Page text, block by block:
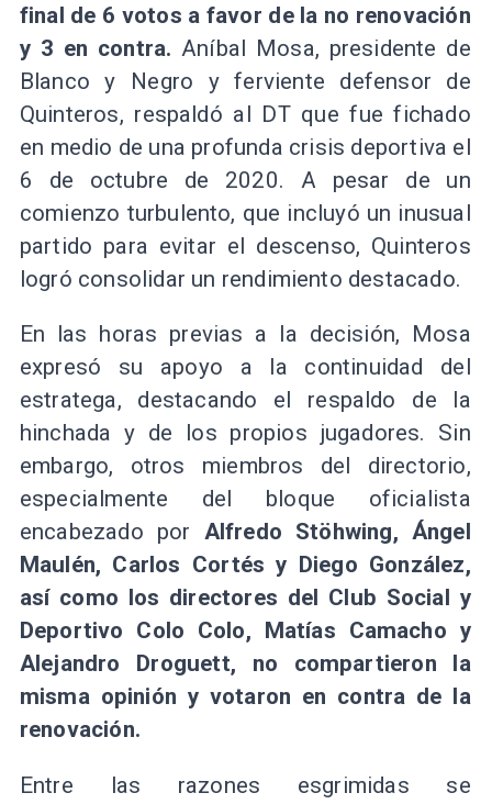
final de 6 votos a favor de la no renovación
y 3 en contra. Aníbal Mosa, presidente de
Blanco y Negro y ferviente defensor de
Quinteros, respaldó al DT que fue fichado
en medio de una profunda crisis deportiva el
6 de octubre de 2020. A pesar de un
comienzo turbulento, que incluyó un inusual
partido para evitar el descenso, Quinteros
logró consolidar un rendimiento destacado.
En las horas previas a la decisión, Mosa
expresó su apoyo a la continuidad del
estratega, destacando el respaldo de la
hinchada y de los propios jugadores. Sin
embargo, otros miembros del directorio,
especialmente del bloque oficialista
encabezado por Alfredo Stöhwing, Ángel
Maulén, Carlos Cortés y Diego González,
así como los directores del Club Social y
Deportivo Colo Colo, Matías Camacho y
Alejandro Droguett, no compartieron la
misma opinión y votaron en contra de la
renovación.
Entre las razones esgrimidas se